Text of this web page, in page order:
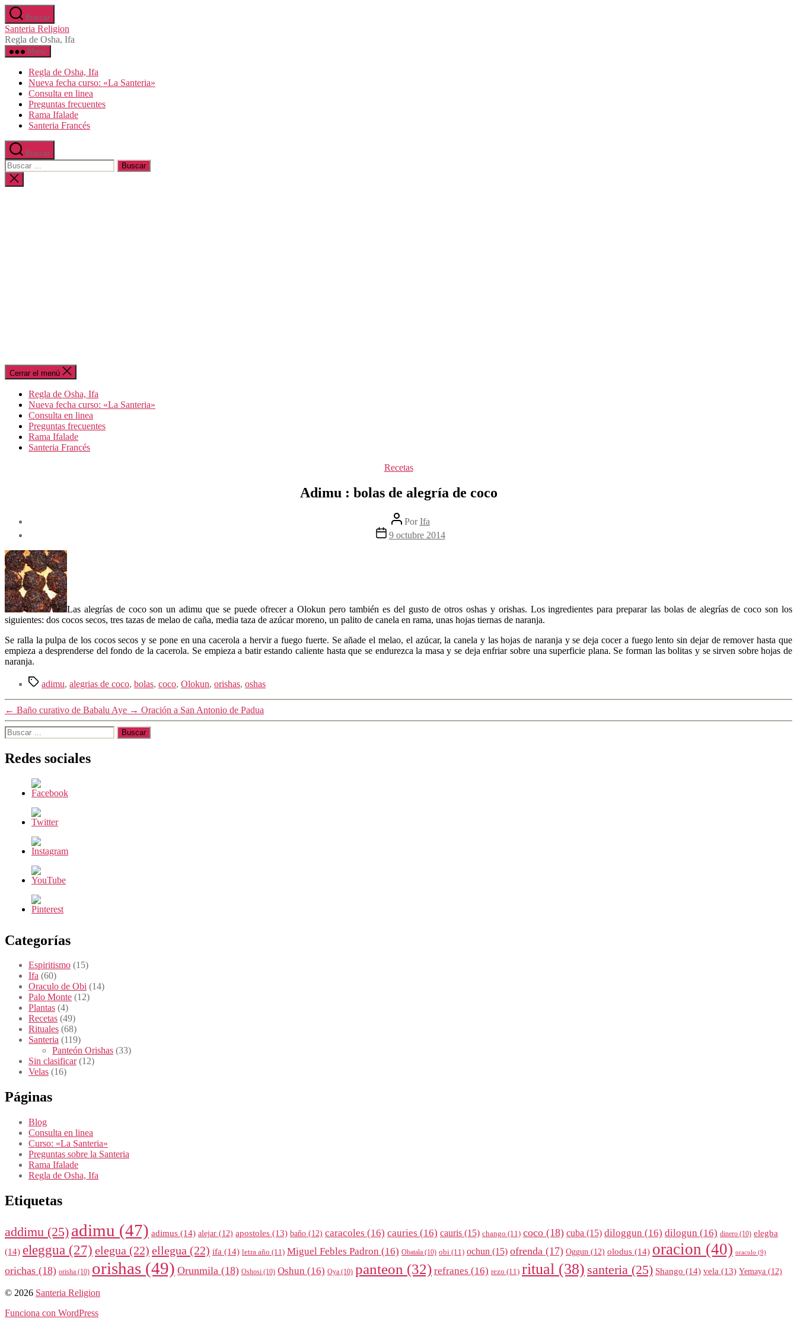
Saltar
al
contenido
Buscar
Santeria Religion
Regla de Osha, Ifa
Menú
Regla de Osha, Ifa
Nueva fecha curso: «La Santeria»
Consulta en linea
Preguntas frecuentes
Rama Ifalade
Santeria Francés
Buscar
Buscar:
Cerrar
la
Cerrar el menú
Regla de Osha, Ifa
Nueva fecha curso: «La Santeria»
Consulta en linea
Preguntas frecuentes
Rama Ifalade
Santeria Francés
Categorías
Recetas
Adimu : bolas de alegría de coco
Autor
de
la
PorIfa
Fecha9 octubre 2014
Las alegrías de coco son un adimu que se puede ofrecer a Olokun pero también es del gusto de otros oshas y orishas. Los ingredientes para preparar las bolas de alegrías de coco son los
siguientes: dos cocos secos, tres tazas de melao de caña, media taza de azúcar moreno, un palito de canela en rama, unas hojas tiernas de naranja.
Se ralla la pulpa de los cocos secos y se pone en una cacerola a hervir a fuego fuerte. Se añade el melao, el azúcar, la canela y las hojas de naranja y se deja cocer a fuego lento sin dejar de remover hasta que
empieza a desprenderse del fondo de la cacerola. Se empieza a batir estando caliente hasta que se endurezca la masa y se deja enfriar sobre una superficie plana. Se forman las bolitas y se sirven sobre hojas de
naranja.
Etiquetas
adimu, alegrias de coco, bolas, coco, Olokun, orishas, oshas
← Baño curativo de Babalu Aye → Oración a San Antonio de Padua
Buscar:
Redes sociales
Categorías
Espiritismo (15)
Ifa (60)
Oraculo de Obi (14)
Palo Monte (12)
Plantas (4)
Recetas (49)
Rituales (68)
Santeria (119)
Panteón Orishas (33)
Sin clasificar(12)
Velas (16)
Páginas
Blog
Consulta en linea
Curso: «La Santeria»
Preguntas sobre la Santeria
Rama Ifalade
Regla de Osha, Ifa
Etiquetas
addimu (25) adimu (47) adimus (14) alejar (12) apostoles (13) baño (12) caracoles (16) cauries (16) cauris (15) chango (11) coco (18) cuba (15) diloggun (16) dilogun (16) dinero (10) elegba
(14) eleggua (27) elegua (22) ellegua (22) ifa (14) letra año (11) Miguel Febles Padron (16) Obatala (10) obi (11) ochun (15) ofrenda (17) Oggun (12) olodus (14) oracion (40) oraculo (9)
orichas (18) orisha (10) orishas (49) Orunmila (18) Oshosi (10) Oshun (16) Oya (10) panteon (32) refranes (16) rezo (11) ritual (38) santeria (25) Shango (14) vela (13) Yemaya (12)
© 2026 Santeria Religion
Funciona con WordPress